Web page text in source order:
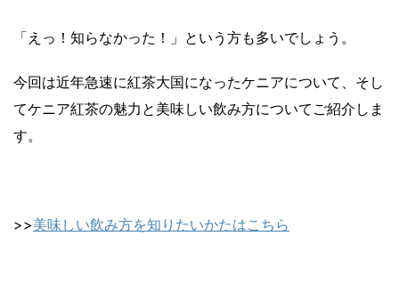
「えっ！知らなかった！」という方も多いでしょう。
今回は近年急速に紅茶大国になったケニアについて、そし
てケニア紅茶の魅力と美味しい飲み方についてご紹介しま
す。
>>美味しい飲み方を知りたいかたはこちら